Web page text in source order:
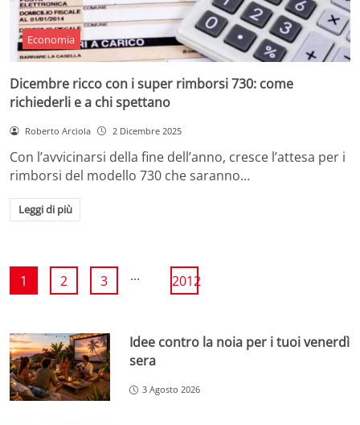
Economia
Dicembre ricco con i super rimborsi 730: come
richiederli e a chi spettano
Roberto Arciola 2 Dicembre 2025
Con l’avvicinarsi della fine dell’anno, cresce l’attesa per i
rimborsi del modello 730 che saranno…
Leggi di più
1 2 3 ... 2012
Idee contro la noia per i tuoi venerdì
sera
3 Agosto 2026